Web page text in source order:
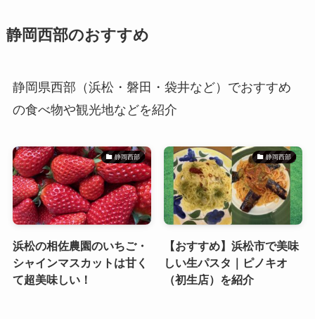
静岡西部のおすすめ
静岡県西部（浜松・磐田・袋井など）でおすすめ
の食べ物や観光地などを紹介
静岡西部
浜松の相佐農園のいちご・
シャインマスカットは甘く
て超美味しい！
静岡西部
【おすすめ】浜松市で美味
しい生パスタ｜ピノキオ
（初生店）を紹介